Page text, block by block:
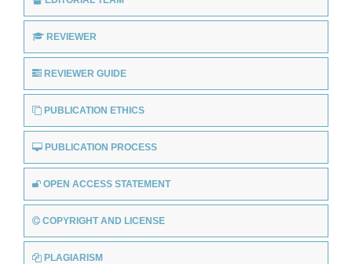
REVIEWER
REVIEWER GUIDE
PUBLICATION ETHICS
PUBLICATION PROCESS
OPEN ACCESS STATEMENT
COPYRIGHT AND LICENSE
PLAGIARISM